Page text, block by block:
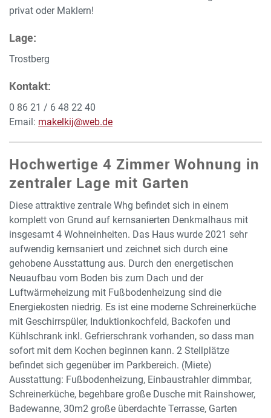
privat oder Maklern!
Lage:
Trostberg
Kontakt:
0 86 21 / 6 48 22 40
Email: makelkij@web.de
Hochwertige 4 Zimmer Wohnung in
zentraler Lage mit Garten
Diese attraktive zentrale Whg befindet sich in einem
komplett von Grund auf kernsanierten Denkmalhaus mit
insgesamt 4 Wohneinheiten. Das Haus wurde 2021 sehr
aufwendig kernsaniert und zeichnet sich durch eine
gehobene Ausstattung aus. Durch den energetischen
Neuaufbau vom Boden bis zum Dach und der
Luftwärmeheizung mit Fußbodenheizung sind die
Energiekosten niedrig. Es ist eine moderne Schreinerküche
mit Geschirrspüler, Induktionkochfeld, Backofen und
Kühlschrank inkl. Gefrierschrank vorhanden, so dass man
sofort mit dem Kochen beginnen kann. 2 Stellplätze
befindet sich gegenüber im Parkbereich. (Miete)
Ausstattung: Fußbodenheizung, Einbaustrahler dimmbar,
Schreinerküche, begehbare große Dusche mit Rainshower,
Badewanne, 30m2 große überdachte Terrasse, Garten